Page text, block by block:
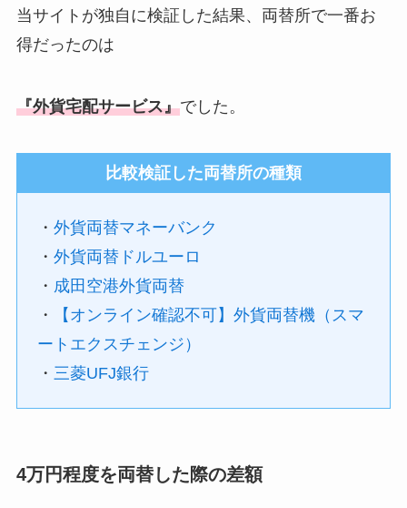
当サイトが独自に検証した結果、両替所で一番お
得だったのは
『外貨宅配サービス』でした。
比較検証した両替所の種類
・外貨両替マネーバンク
・外貨両替ドルユーロ
・ 成田空港外貨両替
・
【オンライン確認不可】外貨両替機（スマ
ートエクスチェンジ）
・ 三菱UFJ銀行
4万円程度を両替した際の差額